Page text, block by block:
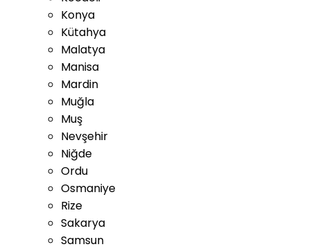
Konya
Kütahya
Malatya
Manisa
Mardin
Muğla
Muş
Nevşehir
Niğde
Ordu
Osmaniye
Rize
Sakarya
Samsun